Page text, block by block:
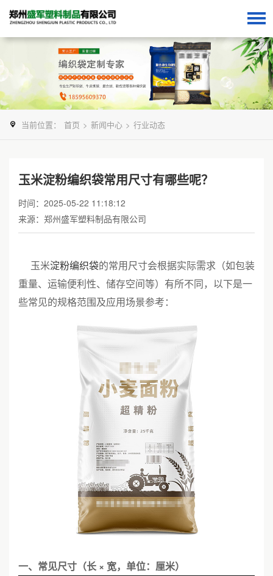
当前位置： 首页 > 新闻中心 > 行业动态
玉米淀粉编织袋常用尺寸有哪些呢？
时间：2025-05-22 11:18:12
来源：郑州盛军塑料制品有限公司
玉米淀粉编织袋的常用尺寸会根据实际需求（如包装
重量、运输便利性、储存空间等）有所不同，以下是一
些常见的规格范围及应用场景参考：
一、常见尺寸（长 × 宽，单位：厘米）